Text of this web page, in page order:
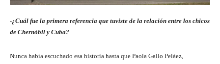
-¿Cuál fue la primera referencia que tuviste de la relación entre los chicos
de Chernóbil y Cuba?
Nunca había escuchado esa historia hasta que Paola Gallo Peláez,